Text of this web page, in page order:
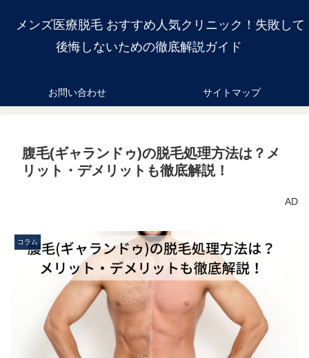
メンズ医療脱毛 おすすめ人気クリニック！失敗して
後悔しないための徹底解説ガイド
お問い合わせ サイトマップ
腹毛(ギャランドゥ)の脱毛処理方法は？メ
リット・デメリットも徹底解説！
AD
コラム